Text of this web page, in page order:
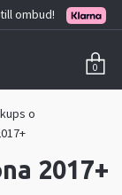
ombud!
0
o
2017+